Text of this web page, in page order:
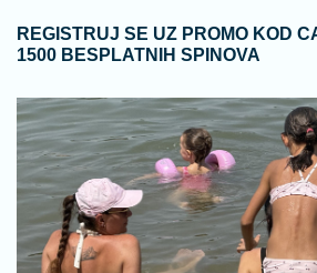
REGISTRUJ SE UZ PROMO KOD
1500 BESPLATNIH SPINOVA